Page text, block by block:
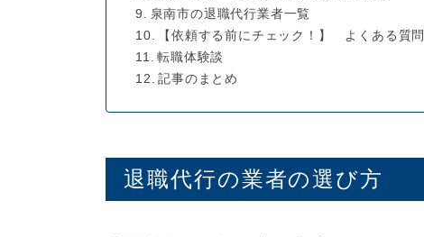
泉南市の退職代行業者一覧
【依頼する前にチェック！】 よくある質問
転職体験談
記事のまとめ
退職代行の業者の選び方